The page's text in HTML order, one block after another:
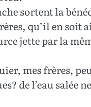
sortent la
qu’il en soit
jette par la
mes frères,
de l’eau salée